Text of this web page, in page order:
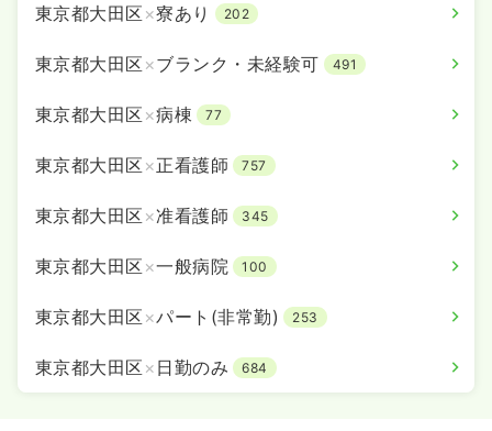
東京都大田区 ×寮あり 202
東京都大田区 ×ブランク・未経験可 491
東京都大田区 ×病棟 77
東京都大田区 ×正看護師 757
東京都大田区 ×准看護師 345
東京都大田区 ×一般病院 100
東京都大田区 ×パート(非常勤) 253
東京都大田区 × 日勤のみ 684